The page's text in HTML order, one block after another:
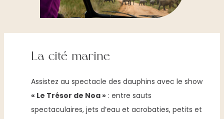
La cité marine
Assistez au spectacle des dauphins avec le show
« Le Trésor de Noa » : entre sauts
spectaculaires, jets d’eau et acrobaties, petits et